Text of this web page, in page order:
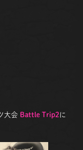
大会 Battle Trip2に